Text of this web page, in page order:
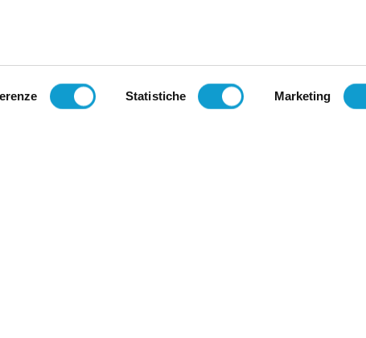
Statistiche Marketing
Chi Siamo
Privacy
Ripoli -